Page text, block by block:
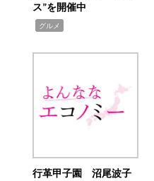
ス”を開催中
グルメ
行革甲子園 沼尾波子